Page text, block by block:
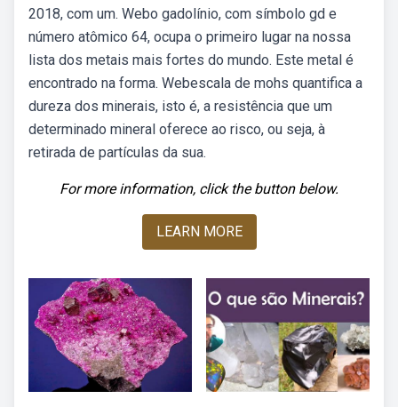
2018, com um. Webo gadolínio, com símbolo gd e
número atômico 64, ocupa o primeiro lugar na nossa
lista dos metais mais fortes do mundo. Este metal é
encontrado na forma. Webescala de mohs quantifica a
dureza dos minerais, isto é, a resistência que um
determinado mineral oferece ao risco, ou seja, à
retirada de partículas da sua.
For more information, click the button below.
LEARN MORE